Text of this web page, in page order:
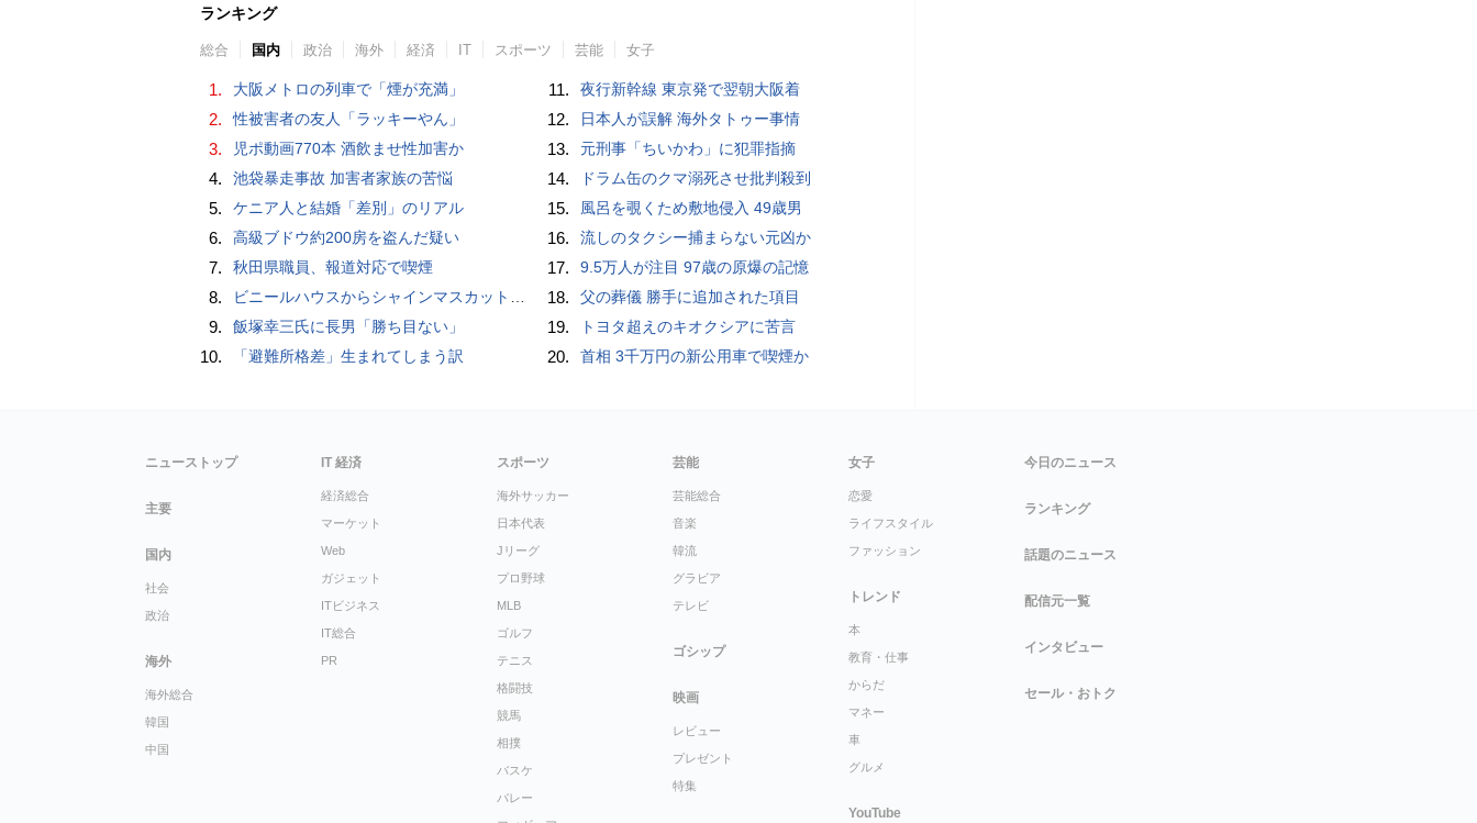
ランキング
総合 国内 政治 海外 経済 IT スポーツ 芸能 女子
1. 大阪メトロの列車で「煙が充満」
2. 性被害者の友人「ラッキーやん」
3. 児ポ動画770本 酒飲ませ性加害か
4. 池袋暴走事故 加害者家族の苦悩
5. ケニア人と結婚「差別」のリアル
6. 高級ブドウ約200房を盗んだ疑い
7. 秋田県職員、報道対応で喫煙
8. ビニールハウスからシャインマスカット約200房を盗んだ疑い ネットで販売か 無職の男（42）逮捕 岡山県警
9. 飯塚幸三氏に長男「勝ち目ない」
10. 「避難所格差」生まれてしまう訳
11. 夜行新幹線 東京発で翌朝大阪着
12. 日本人が誤解 海外タトゥー事情
13. 元刑事「ちいかわ」に犯罪指摘
14. ドラム缶のクマ溺死させ批判殺到
15. 風呂を覗くため敷地侵入 49歳男
16. 流しのタクシー捕まらない元凶か
17. 9.5万人が注目 97歳の原爆の記憶
18. 父の葬儀 勝手に追加された項目
19. トヨタ超えのキオクシアに苦言
20. 首相 3千万円の新公用車で喫煙か
ニューストップ
主要
国内
社会
政治
海外
海外総合
韓国
中国
IT 経済
経済総合
マーケット
Web
ガジェット
ITビジネス
IT総合
PR
スポーツ
海外サッカー
日本代表
Jリーグ
プロ野球
MLB
ゴルフ
テニス
格闘技
競馬
相撲
バスケ
バレー
芸能
芸能総合
音楽
韓流
グラビア
テレビ
ゴシップ
映画
レビュー
プレゼント
特集
女子
恋愛
ライフスタイル
ファッション
トレンド
本
教育・仕事
からだ
マネー
車
グルメ
YouTube
今日のニュース
ランキング
話題のニュース
配信元一覧
インタビュー
セール・おトク